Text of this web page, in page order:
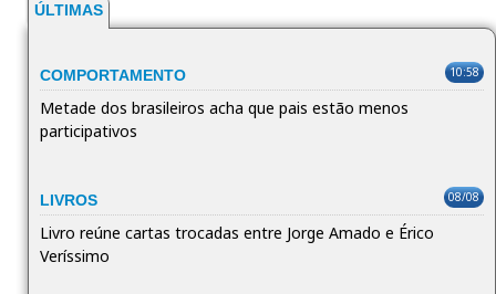
ÚLTIMAS
COMPORTAMENTO 10:58
Metade dos brasileiros acha que pais estão menos
participativos
LIVROS 08/08
Livro reúne cartas trocadas entre Jorge Amado e Érico
Veríssimo